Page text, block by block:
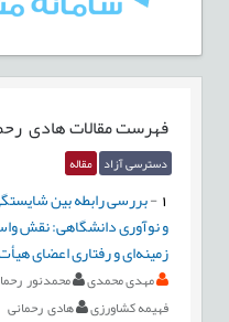
فهرست مقالاتهادی
دسترسی آزاد مقاله
-بررسی رابطه بین
و نوآوری دانشگاهی: نقش
زمینه‌ای و رفتاری اعضای
مهدی محمدی محمدنور
فهیمه کشاورزی
هادی رحمانی